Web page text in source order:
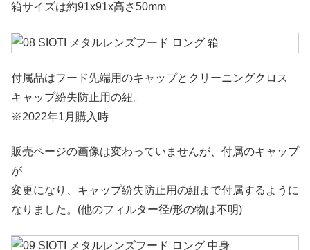
箱サイズは約91x91x高さ50mm
付属品はフード先端用のキャップとクリーニングクロス
キャップ紛失防止用の紐。
※2022年1月購入時
販売ページの画像は変わっていませんが、付属のキャップ
が
変更になり、キャップ紛失防止用の紐まで付属するように
なりました。(他のフィルター径/形の物は不明)